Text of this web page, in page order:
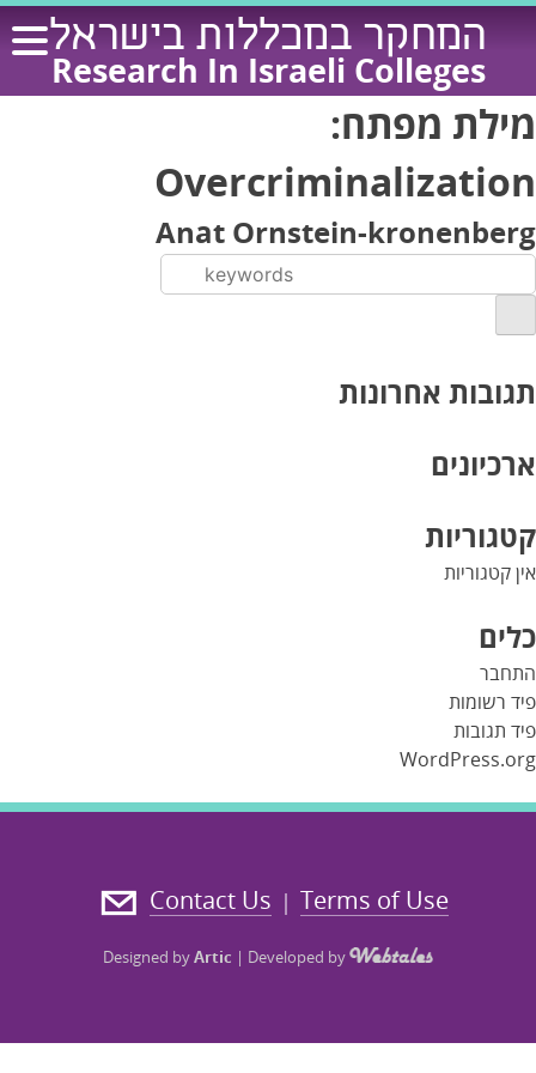
Skip
content
המחקר במכללות בישראל
Research In Israeli Colleges
מילת מפתח:
Overcriminalization
Anat Ornstein-kronenberg
תגובות אחרונות
ארכיונים
קטגוריות
אין קטגוריות
כלים
התחבר
פיד רשומות
פיד תגובות
WordPress.org
Terms of Use
|
Contact Us
Designed byArtic | Developed by